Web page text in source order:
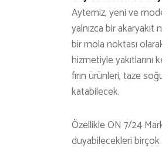
Aytemiz, yeni ve
yalnızca bir
bir mola noktası
hizmetiyle yakıtlarını
fırın ürünleri, taze
katabilecek.
Özellikle ON 7/24
duyabilecekleri birçok